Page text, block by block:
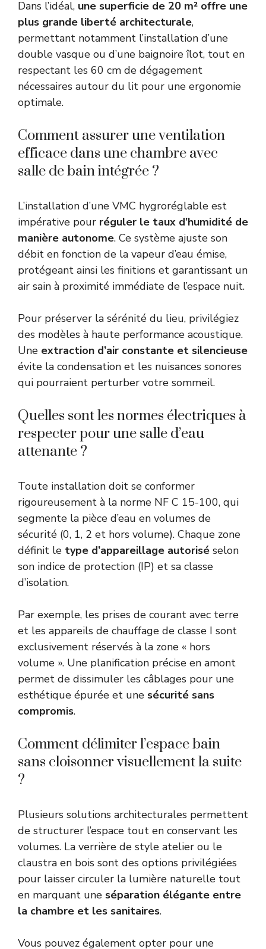
Dans l’idéal, une superficie de 20 m² offre une
plus grande liberté architecturale,
permettant notamment l’installation d’une
double vasque ou d’une baignoire îlot, tout en
respectant les 60 cm de dégagement
nécessaires autour du lit pour une ergonomie
optimale.
Comment assurer une ventilation
efficace dans une chambre avec
salle de bain intégrée ?
L’installation d’une VMC hygroréglable est
impérative pour réguler le taux d’humidité de
manière autonome. Ce système ajuste son
débit en fonction de la vapeur d’eau émise,
protégeant ainsi les finitions et garantissant un
air sain à proximité immédiate de l’espace nuit.
Pour préserver la sérénité du lieu, privilégiez
des modèles à haute performance acoustique.
Une extraction d’air constante et silencieuse
évite la condensation et les nuisances sonores
qui pourraient perturber votre sommeil.
Quelles sont les normes électriques à
respecter pour une salle d’eau
attenante ?
Toute installation doit se conformer
rigoureusement à la norme NF C 15-100, qui
segmente la pièce d’eau en volumes de
sécurité (0, 1, 2 et hors volume). Chaque zone
définit le type d’appareillage autorisé selon
son indice de protection (IP) et sa classe
d’isolation.
Par exemple, les prises de courant avec terre
et les appareils de chauffage de classe I sont
exclusivement réservés à la zone « hors
volume ». Une planification précise en amont
permet de dissimuler les câblages pour une
esthétique épurée et une sécurité sans
compromis.
Comment délimiter l’espace bain
sans cloisonner visuellement la suite
?
Plusieurs solutions architecturales permettent
de structurer l’espace tout en conservant les
volumes. La verrière de style atelier ou le
claustra en bois sont des options privilégiées
pour laisser circuler la lumière naturelle tout
en marquant une séparation élégante entre
la chambre et les sanitaires.
Vous pouvez également opter pour une